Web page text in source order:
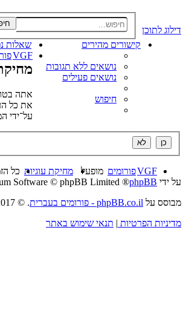
דילוג לתוכן
קישורים מהירים
נושאים ללא תגובות
נושאים פעילים
חיפוש
שאלות
VGF
אתה
את כל
על־ידי
VGFפורומים כל מחיקת עוגיות
מופעל
על ידי phpBB
® Forum Software © phpBB Limited
מבוסס על phpBB.co.il - פורומים בעברית
. © 2017 - phpBB.co.il.
מדיניות הפרטיות | תנאי שימוש באתר